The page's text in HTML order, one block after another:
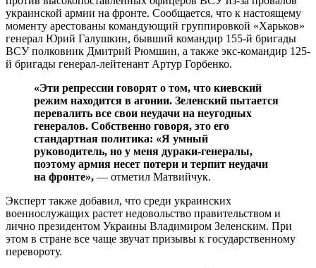
украинской армии на фронте. Сообщается, что к настоящему
моменту арестованы командующий группировкой «Харьков»
генерал Юрий Галушкин, бывший командир 155-й бригады
ВСУ полковник Дмитрий Рюмшин, а также экс-командир 125-
й бригады генерал-лейтенант Артур Горбенко.
«Эти репрессии говорят о том, что киевский
режим находится в агонии. Зеленский пытается
перевалить все свои неудачи на неугодных
генералов. Собственно говоря, это его
стандартная политика: «Я умный
руководитель, но у меня дураки-генералы,
поэтому армия несет потери и терпит неудачи
на фронте», — отметил Матвийчук.
Эксперт также добавил, что среди украинских
военнослужащих растет недовольство правительством и
лично президентом Украины Владимиром Зеленским. При
этом в стране все чаще звучат призывы к государственному
перевороту.